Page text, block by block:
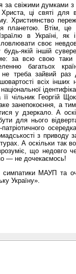
свіжими думками з
ці святі для
Християнство
планетою. Втім, це
в Україні, як
своє
будь-якій іншій
за всю свою таки
багатьох
треба зайвий раз
всіх
чільник Георгій
занепокоєння, а
у дзеркало. А
для нього
з приводу
А оскільки так
що недовго
— не дочекаємось!
симпатики МАУП та
Україну».